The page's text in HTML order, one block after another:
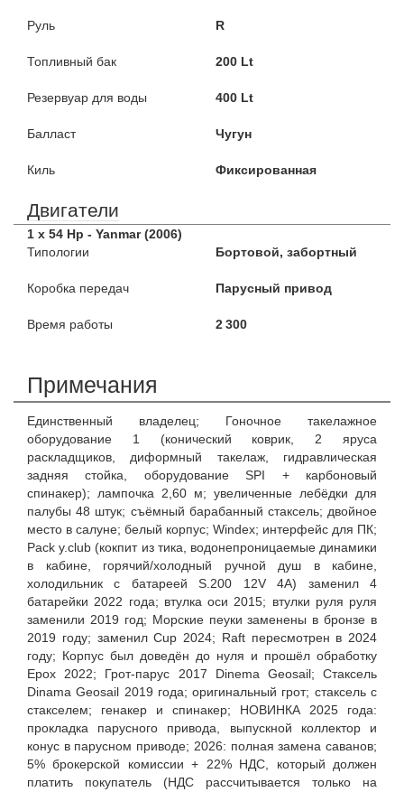
Руль R
Топливный бак 200 Lt
Резервуар для воды 400 Lt
Балласт Чугун
Киль Фиксированная
Двигатели
1 x 54 Hp - Yanmar (2006)
Типологии
Бортовой, забортный
Коробка передач Парусный привод
Время работы 2 300
Примечания
Единственный владелец; Гоночное такелажное
оборудование 1 (конический коврик, 2 яруса
раскладщиков, диформный такелаж, гидравлическая
задняя стойка, оборудование SPI + карбоновый
спинакер); лампочка 2,60 м; увеличенные лебёдки для
палубы 48 штук; съёмный барабанный стаксель; двойное
место в салуне; белый корпус; Windex; интерфейс для ПК;
Pack y.club (кокпит из тика, водонепроницаемые динамики
в кабине, горячий/холодный ручной душ в кабине,
холодильник с батареей S.200 12V 4A) заменил 4
батарейки 2022 года; втулка оси 2015; втулки руля руля
заменили 2019 год; Морские пеуки заменены в бронзе в
2019 году; заменил Cup 2024; Raft пересмотрен в 2024
году; Корпус был доведён до нуля и прошёл обработку
Epox 2022; Грот-парус 2017 Dinema Geosail; Стаксель
Dinama Geosail 2019 года; оригинальный грот; стаксель с
стакселем; генакер и спинакер; НОВИНКА 2025 года:
прокладка парусного привода, выпускной коллектор и
конус в парусном приводе; 2026: полная замена саванов;
5% брокерской комиссии + 22% НДС, который должен
платить покупатель (НДС рассчитывается только на